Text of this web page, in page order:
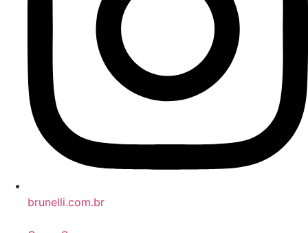
brunelli.com.br